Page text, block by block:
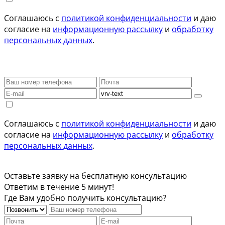
Соглашаюсь с политикой конфиденциальности и даю
согласие на информационную рассылку и обработку
персональных данных.
Соглашаюсь с политикой конфиденциальности и даю
согласие на информационную рассылку и обработку
персональных данных.
Оставьте заявку на бесплатную консультацию
Ответим в течение 5 минут!
Где Вам удобно получить консультацию?